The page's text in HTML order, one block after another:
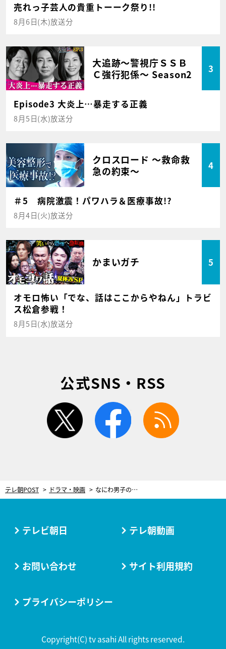
売れっ子芸人の貴重トーーク祭り!!
8月6日(木)放送分
大追跡～警視庁ＳＳＢ
Ｃ強行犯係～ Season2
3
Episode3 大炎上…暴走する正義
8月5日(水)放送分
クロスロード ～救命救
急の約束～
4
＃5 病院激震！パワハラ＆医療事故!?
8月4日(火)放送分
かまいガチ 5
オモロ怖い「でな、話はここからやねん」トラビ
ス松倉参戦！
8月5日(水)放送分
公式SNS・RSS
twitter facebook
テレ朝POST ドラマ・映画 なにわ男子の新曲『アシンメトリー』、7月スタートのドラマ『リベンジ・スパイ』主題歌に！
テレビ朝日 テレ朝動画
お問い合わせ サイト利用規約
プライバシーポリシー
Copyright(C) tv asahi All rights reserved.